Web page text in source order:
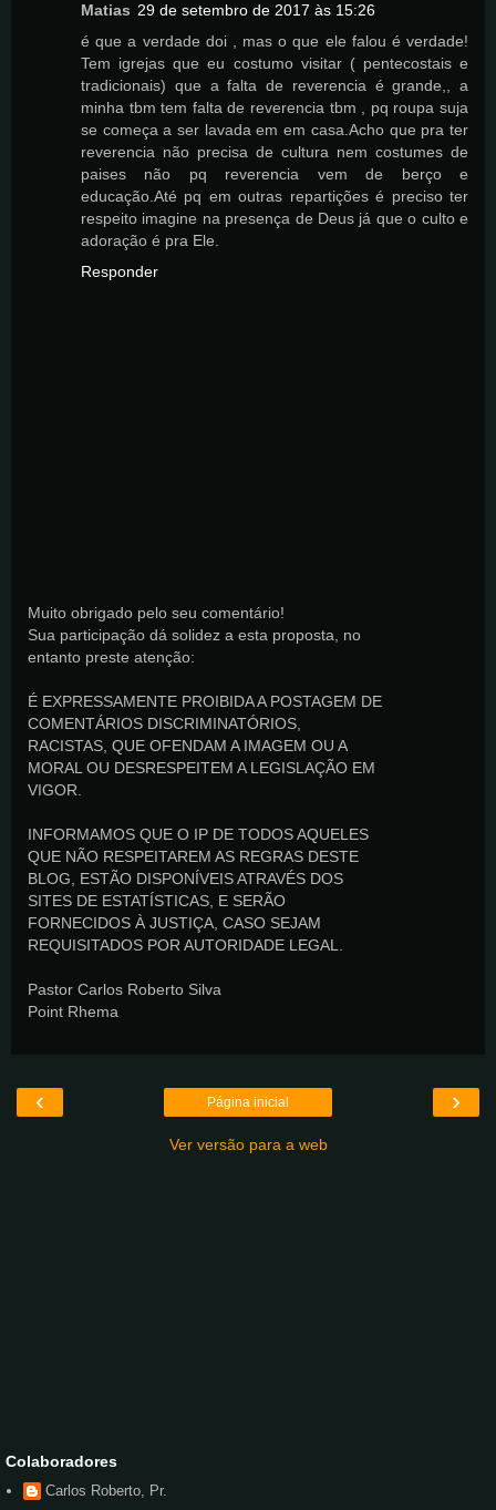
Matias 29 de setembro de 2017 às 15:26
é que a verdade doi , mas o que ele falou é verdade!
Tem igrejas que eu costumo visitar ( pentecostais e
tradicionais) que a falta de reverencia é grande,, a
minha tbm tem falta de reverencia tbm , pq roupa suja
se começa a ser lavada em em casa.Acho que pra ter
reverencia não precisa de cultura nem costumes de
paises não pq reverencia vem de berço e
educação.Até pq em outras repartições é preciso ter
respeito imagine na presença de Deus já que o culto e
adoração é pra Ele.
Responder
Muito obrigado pelo seu comentário!
Sua participação dá solidez a esta proposta, no
entanto preste atenção:
É EXPRESSAMENTE PROIBIDA A POSTAGEM DE
COMENTÁRIOS DISCRIMINATÓRIOS,
RACISTAS, QUE OFENDAM A IMAGEM OU A
MORAL OU DESRESPEITEM A LEGISLAÇÃO EM
VIGOR.
INFORMAMOS QUE O IP DE TODOS AQUELES
QUE NÃO RESPEITAREM AS REGRAS DESTE
BLOG, ESTÃO DISPONÍVEIS ATRAVÉS DOS
SITES DE ESTATÍSTICAS, E SERÃO
FORNECIDOS À JUSTIÇA, CASO SEJAM
REQUISITADOS POR AUTORIDADE LEGAL.
Pastor Carlos Roberto Silva
Point Rhema
‹ ›
Página inicial
Ver versão para a web
Colaboradores
Carlos Roberto, Pr.